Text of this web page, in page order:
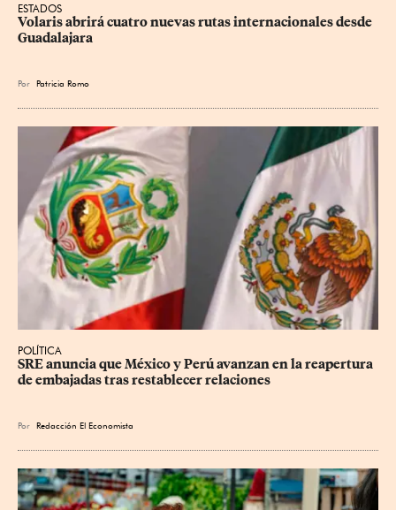
ESTADOS
Volaris abrirá cuatro nuevas rutas internacionales desde
Guadalajara
Por Patricia Romo
POLÍTICA
SRE anuncia que México y Perú avanzan en la reapertura
de embajadas tras restablecer relaciones
Por Redacción El Economista